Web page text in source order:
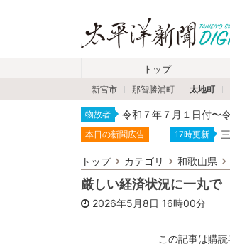
トップ
新宮市
那智勝浦町 太地町
物故者 令和７年７月１日付〜
本日の新聞広告 17時更新
トップ カテゴリ 和歌山県
厳しい経済状況に一丸
2026年5月8日 16時00分
この記事は購